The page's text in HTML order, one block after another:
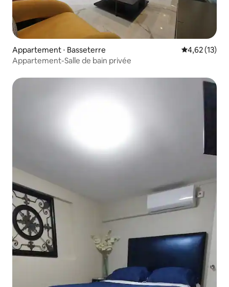
Appartement ⋅ Basseterre Évaluation
4,62 (13)
Appartement-Salle de bain privée